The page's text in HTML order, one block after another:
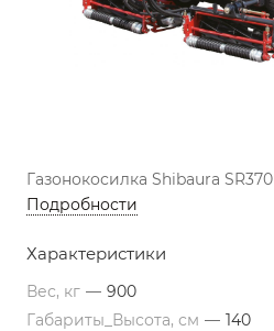
Газонокосилка Shibaura SR370
Подробности
Характеристики
Вес, кг — 900
Габариты_Высота, см — 140